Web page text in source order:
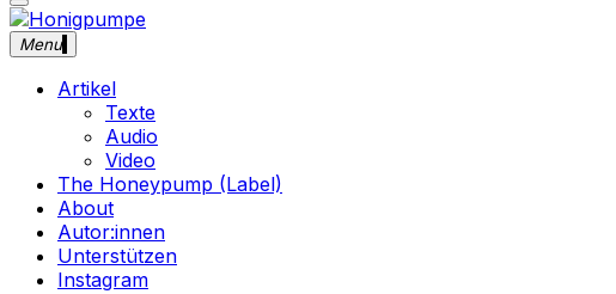
close
sidebar
Skip
to
Honigpumpe
Magazin gegen das Verschwinden des Undergrounds Musik ・
Menu
Artikel
Texte
Audio
Video
The Honeypump (Label)
About
Autor:innen
Unterstützen
Instagram